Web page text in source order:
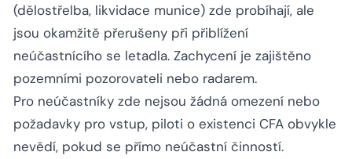
(dělostřelba, likvidace munice) zde probíhají, ale
jsou okamžitě přerušeny při přiblížení
neúčastnícího se letadla. Zachycení je zajištěno
pozemními pozorovateli nebo radarem.
Pro neúčastníky zde nejsou žádná omezení nebo
požadavky pro vstup, piloti o existenci CFA obvykle
nevědí, pokud se přímo neúčastní činností.